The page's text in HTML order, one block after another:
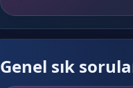
Genel sık